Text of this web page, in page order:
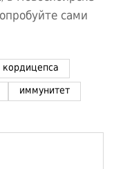
сами
кордицепса
иммунитет